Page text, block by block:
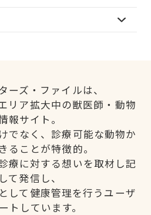
ーズ・ファイルは、
リア拡大中の獣医師・動物
報サイト。
でなく、診療可能な動物か
ることが特徴的。
療に対する想いを取材し記
て発信し、
して健康管理を行うユーザ
トしています。